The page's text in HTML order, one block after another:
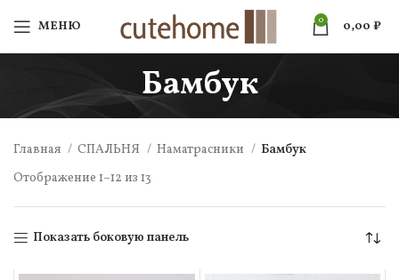
МЕНЮ 0 0,00 ₽
Бамбук
Главная СПАЛЬНЯ Наматрасники
Бамбук
Отображение 1–12 из 13
Показать боковую панель